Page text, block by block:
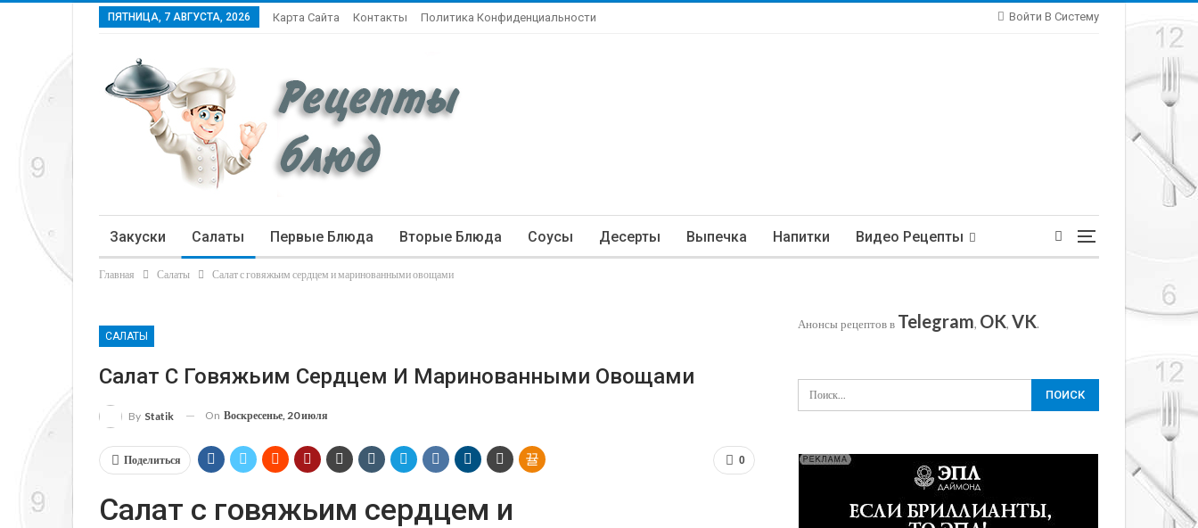
Войти В Систему
ПЯТНИЦА, 7 АВГУСТА, 2026 Карта Сайта Контакты Политика Конфиденциальности
Закуски Салаты Первые Блюда Вторые Блюда Соусы Десерты Выпечка Напитки Видео Рецепты
Статьи
Главная Салаты Салат с говяжьим сердцем и маринованными овощами
САЛАТЫ
Салат С Говяжьим Сердцем И Маринованными Овощами
By Statik On Воскресенье, 20 июля
0
Поделиться
Салат с говяжьим сердцем и
Анонсы рецептов в Telegram, OK, VK.